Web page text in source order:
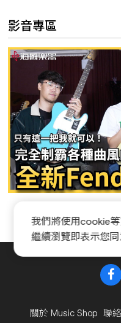
影音專區
關於 Music Shop 聯
我們將使用cookie
繼續瀏覽即表示您